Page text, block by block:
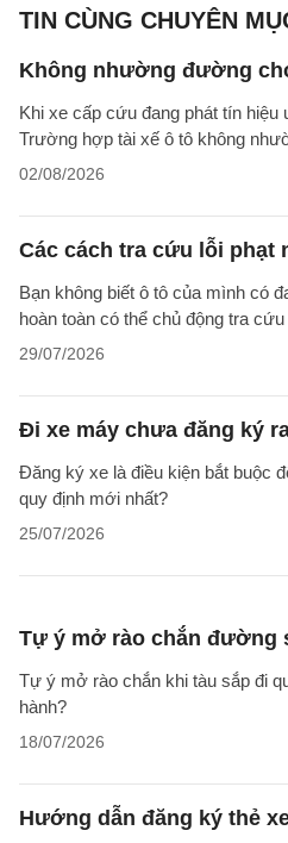
TIN CÙNG CHUYÊN
Không nhường đường
Khi xe cấp cứu đang phát tín
Trường hợp tài xế ô tô không
02/08/2026
Các cách tra cứu lỗi phạt
Bạn không biết ô tô của mình có
hoàn toàn có thể chủ động tra
29/07/2026
Đi xe máy chưa đăng ký
Đăng ký xe là điều kiện bắt buộc
quy định mới nhất?
25/07/2026
Tự ý mở rào chắn đường
Tự ý mở rào chắn khi tàu sắp đi
hành?
18/07/2026
Hướng dẫn đăng ký thẻ